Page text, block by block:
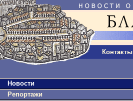
Контакты
Новости
Репортажи